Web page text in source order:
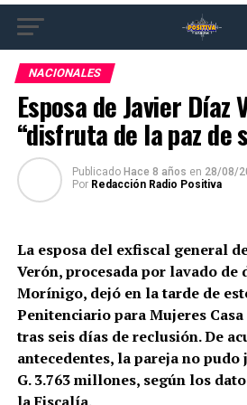
NACIONALES
Esposa de Javier Díaz
“disfruta de la paz de
Publicado Hace 8 años en 28/08/
Por Redacción Radio Positiva
La esposa del exfiscal general
Verón, procesada por lavado de
Morínigo, dejó en la tarde de
Penitenciario para Mujeres
tras seis días de reclusión. De
antecedentes, la pareja no
G. 3.763 millones, según los